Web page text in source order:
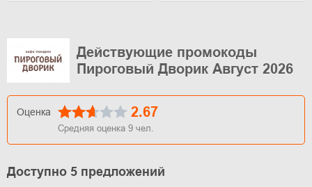
Действующие промокоды
Пироговый Дворик Август 2026
Оценка 2.67
Средняя оценка 9 чел.
Доступно 5 предложений